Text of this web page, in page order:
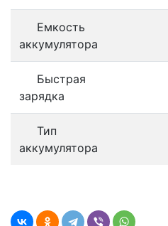
Емкость
аккумулятора
Быстрая
зарядка
Тип
аккумулятора